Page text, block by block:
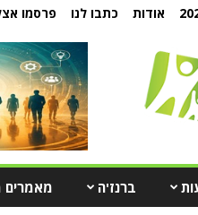
אודות כתבו לנו פרסמו
ברנז'ה מאמרים